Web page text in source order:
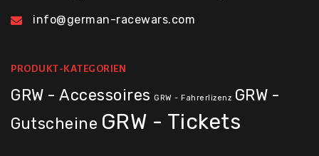
info@german-racewars.com
PRODUKT-KATEGORIEN
GRW - Accessoires GRW - Fahrerlizenz GRW -
Gutscheine GRW - Tickets